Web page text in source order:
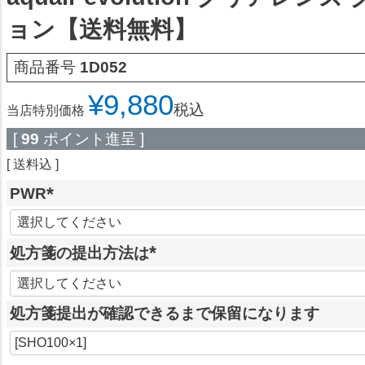
ョン【送料無料】
商品番号 1D052
当店特別価格 ¥9,880税込
[ 99 ポイント進呈 ]
送料込
PWR
(
必
須
)
処方箋の提出方法は
(
必
須
)
処方箋提出が確認できるまで保留になります